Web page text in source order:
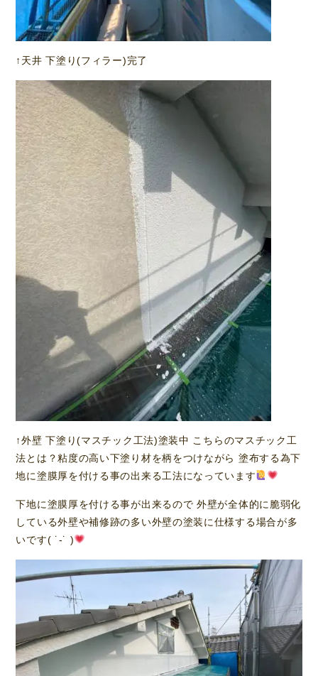
↑天井 下塗り(フィラー)完了
↑外壁 下塗り(マスチック工法)塗装中 こちらのマスチック工
法とは？粘度の高い下塗り材を柄をつけながら 塗布する為下
地に塗膜厚を付ける事の出来る工法になっています
下地に塗膜厚を付ける事が出来るので 外壁が全体的に脆弱化
している外壁や補修跡の多い外壁の塗装に仕様する場合が多
いです( ˙-˙ )